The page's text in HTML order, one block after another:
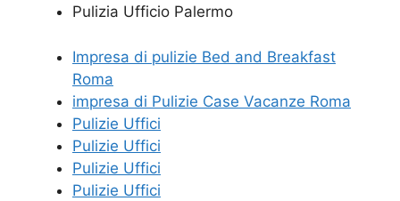
Pulizia Ufficio Palermo
Impresa di pulizie Bed and Breakfast
Roma
impresa di Pulizie Case Vacanze Roma
Pulizie Uffici
Pulizie Uffici
Pulizie Uffici
Pulizie Uffici